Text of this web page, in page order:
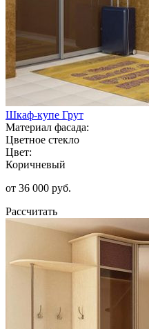
Шкаф-купе Грут
Материал фасада:
Цветное стекло
Цвет:
Коричневый
от 36 000 руб.
Рассчитать